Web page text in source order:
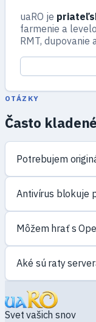
uaRO je
farmenie a
RMT, dupovanie
OTÁZKY
Často kladené
Potrebujem
Antivírus blokuje
Môžem hrať s
Aké sú raty
Svet vašich snov